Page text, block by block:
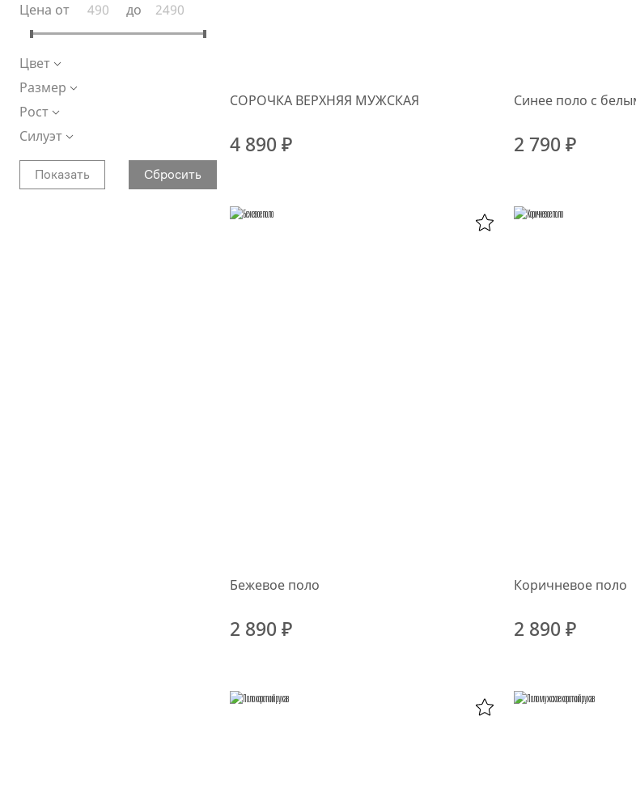
Цена от до
Цвет
Размер
Рост
Силуэт
СОРОЧКА ВЕРХНЯЯ МУЖСКАЯ
4 890 ₽
Синее поло с
2 790 ₽
Бежевое поло
2 890 ₽
Коричневое поло
2 890 ₽